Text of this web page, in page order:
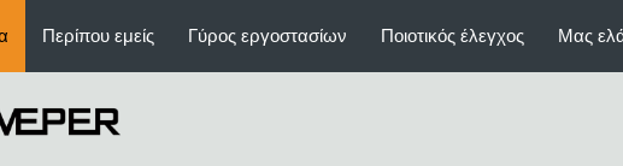
Περίπου εμείς Γύρος εργοστασίων Ποιοτικός έλεγχος Μας